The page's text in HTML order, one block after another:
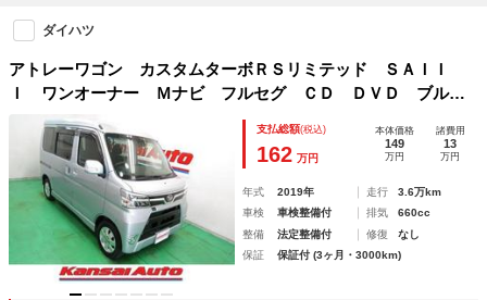
ダイハツ
アトレーワゴン カスタムターボＲＳリミテッド ＳＡＩＩ
Ｉ ワンオーナー Ｍナビ フルセグ ＣＤ ＤＶＤ ブルー
トゥース ドラレコ ＥＴＣ 左側電動ドア Ａストップ キ
ーレス 電格ミラー Ｓアラーム ＬＥＤヘッド フォグ ル
ーフコンソール リアワイパー ＡＢＳ
支払総額(税込)
162 万円
本体価格
149
万円
諸費用
13
万円
年式 2019年 走行
3.6万km
車検
車検整備付 排気
660cc
整備
法定整備付 修復
なし
保証
保証付 (3ヶ月・3000km)